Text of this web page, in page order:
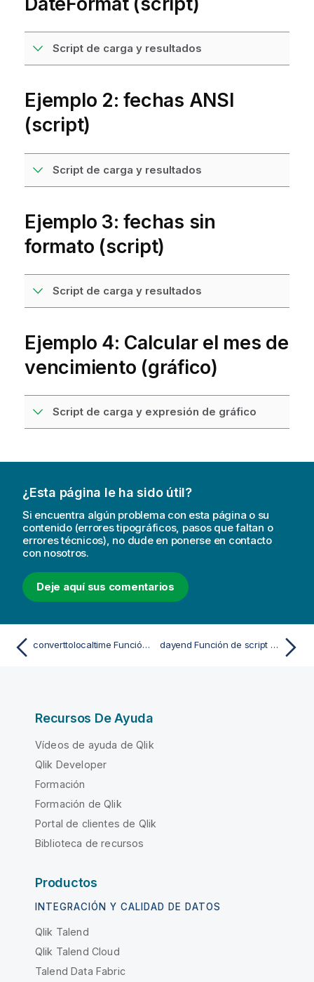
Script de carga y resultados
Ejemplo 2: fechas ANSI
(script)
Script de carga y resultados
Ejemplo 3: fechas sin
formato (script)
Script de carga y resultados
Ejemplo 4: Calcular el mes de
vencimiento (gráfico)
Script de carga y expresión de gráfico
¿Esta página le ha sido útil?
Si encuentra algún problema con esta página o su
contenido (errores tipográficos, pasos que faltan o
errores técnicos), no dude en ponerse en contacto
con nosotros.
Deje aquí sus comentarios
converttolocaltime Función de script y de gráfico dayend Función de script y de gráfico
Recursos De Ayuda
Vídeos de ayuda de Qlik
Qlik Developer
Formación
Formación de Qlik
Portal de clientes de Qlik
Biblioteca de recursos
Productos
INTEGRACIÓN Y CALIDAD DE DATOS
Qlik Talend
Qlik Talend Cloud
Talend Data Fabric